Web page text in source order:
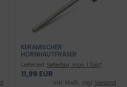
KERAMISCHER
HORNHAUTFRÄSER
Lieferzeit: lieferbar, max. 1 Tag*
11,99 EUR
inkl .MwSt., zzgl. Versand